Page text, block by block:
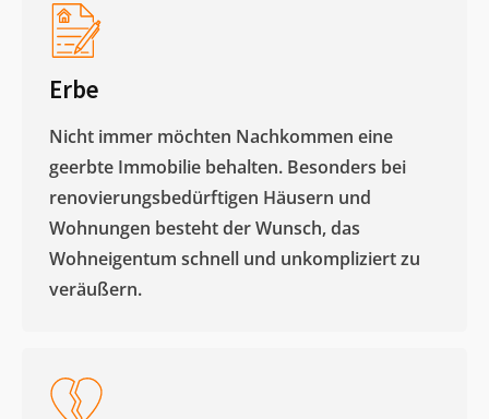
Erbe
Nicht immer möchten Nachkommen eine
geerbte Immobilie behalten. Besonders bei
renovierungsbedürftigen Häusern und
Wohnungen besteht der Wunsch, das
Wohneigentum schnell und unkompliziert zu
veräußern. ​